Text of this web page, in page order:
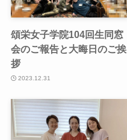
頌栄女子学院104回生同窓
会のご報告と大晦日のご挨
拶
2023.12.31